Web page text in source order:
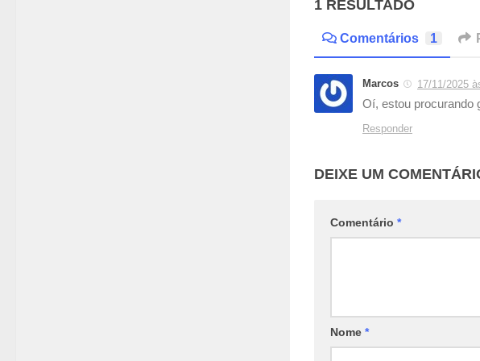
1 RESULTADO
Comentários 1
Marcos 17/11/2025
Oí, estou procurando
Responder
DEIXE UM
Comentário *
Nome *